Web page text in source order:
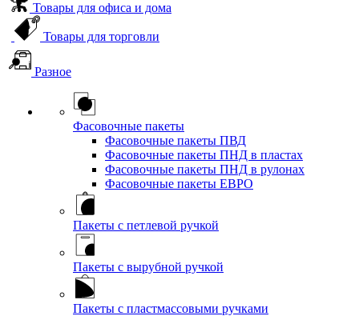
Товары для офиса и дома
Товары для торговли
Разное
Фасовочные пакеты
Фасовочные пакеты ПВД
Фасовочные пакеты ПНД в пластах
Фасовочные пакеты ПНД в рулонах
Фасовочные пакеты ЕВРО
Пакеты с петлевой ручкой
Пакеты с вырубной ручкой
Пакеты с пластмассовыми ручками